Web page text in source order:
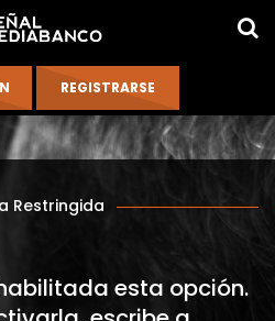
Restringida
esta opción.